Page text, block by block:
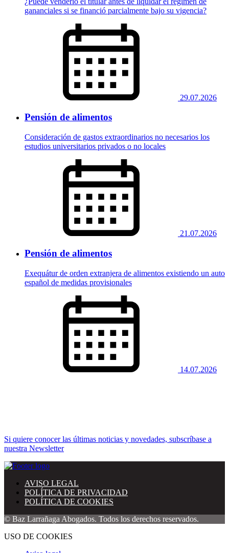
gananciales si se financió parcialmente bajo su vigencia?
29.07.2026
Pensión de alimentos
Consideración de gastos extraordinarios no necesarios los
estudios universitarios privados o no locales
21.07.2026
Pensión de alimentos
Exequátur de orden extranjera de alimentos existiendo un auto
español de medidas provisionales
14.07.2026
Si quiere conocer las últimas noticias y novedades, subscríbase a
nuestra Newsletter
AVISO LEGAL
POLÍTICA DE PRIVACIDAD
POLÍTICA DE COOKIES
© Baz Larrañaga Abogados. Todos los derechos reservados.
USO DE COOKIES